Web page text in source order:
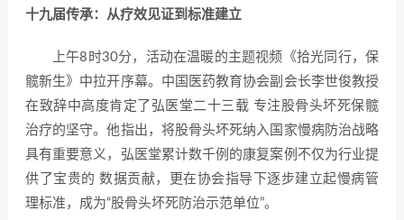
十九届传承：从疗效见证到标准建立
上午8时30分，活动在温暖的主题视频《拾光同行，保
髋新生》中拉开序幕。中国医药教育协会副会长李世俊教授
在致辞中高度肯定了弘医堂二十三载 专注股骨头坏死保髋
治疗的坚守。他指出，将股骨头坏死纳入国家慢病防治战略
具有重要意义，弘医堂累计数千例的康复案例不仅为行业提
供了宝贵的 数据贡献，更在协会指导下逐步建立起慢病管
理标准，成为“股骨头坏死防治示范单位”。